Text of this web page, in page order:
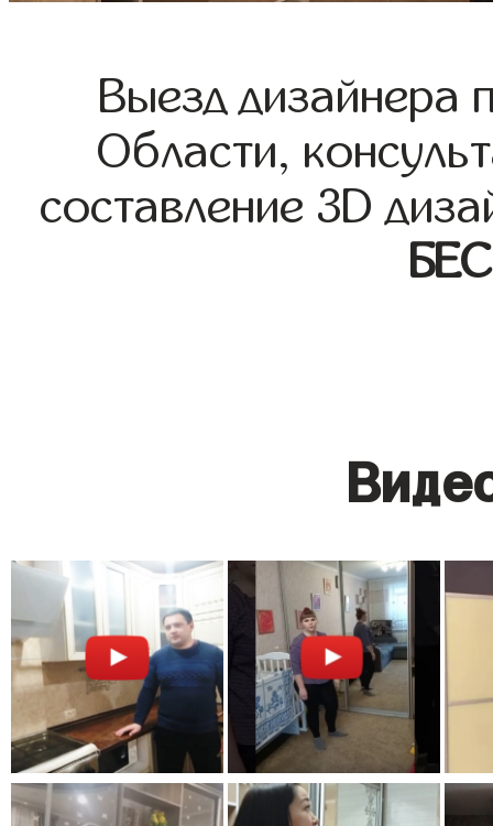
Выезд дизайнера
Области,
составление 3D